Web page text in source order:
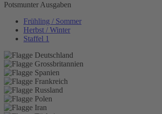
Potsmunter Ausgaben
Frühling / Sommer
Herbst / Winter
Staffel 1